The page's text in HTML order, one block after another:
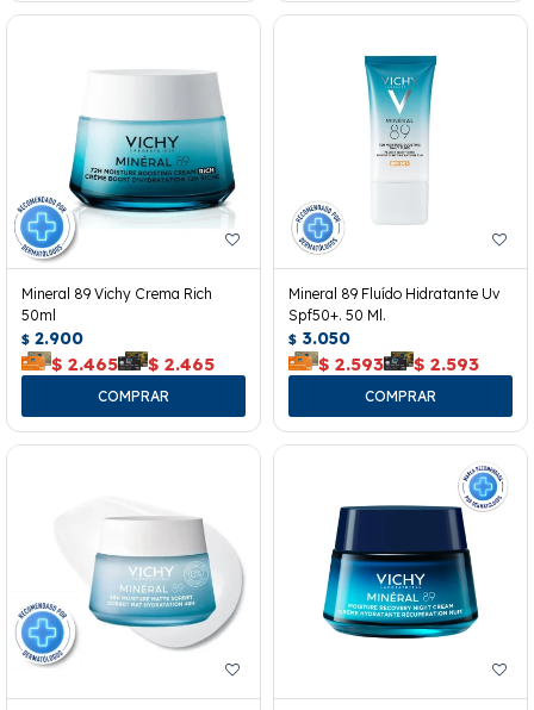
Mineral 89 Vichy Crema Rich
50ml
$ 2.900
$ 2.465 $ 2.465
Mineral 89 Fluído Hidratante Uv
Spf50+. 50 Ml.
$ 3.050
$ 2.593 $ 2.593